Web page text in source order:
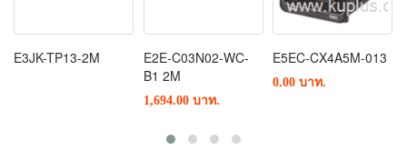
E3JK-TP13-2M
E2E-C03N02-WC-
B1 2M
1,694.00 บาท.
E5EC-CX4A5M-013
0.00 บาท.